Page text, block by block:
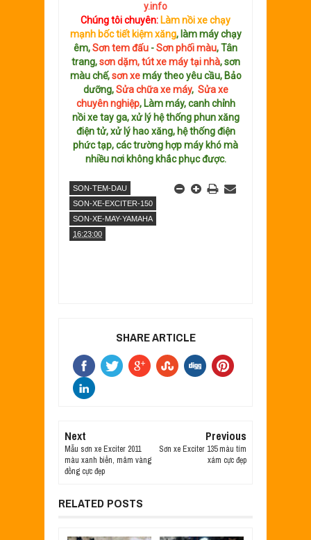
y.info
Chúng tôi chuyên: Làm nồi xe chạy
mạnh bốc tiết kiệm xăng, làm máy chạy
êm,Sơn tem đấu -Sơn phối màu, Tân
trang,sơn dặm, tút xe máy tại nhà, sơn
màu chế,sơn xemáy theo yêu cầu, Bảo
dưỡng,Sửa chữa xe máy, Sửa xe
chuyên nghiệp, Làm máy, canh chỉnh
nồi xe tay ga, xử lý hệ thống phun xăng
điện tử, xử lý hao xăng, hệ thống điện
phức tạp, các trường hợp máy khó mà
nhiều nơi không khắc phục được.
SON-TEM-DAU
SON-XE-EXCITER-150
SON-XE-MAY-YAMAHA
16:23:00
SHARE ARTICLE
Next
Mẫu sơn xe Exciter 2011
màu xanh biển, mâm vàng
đồng cực đẹp
Previous
Sơn xe Exciter 135 màu tím
xám cực đẹp
RELATED POSTS